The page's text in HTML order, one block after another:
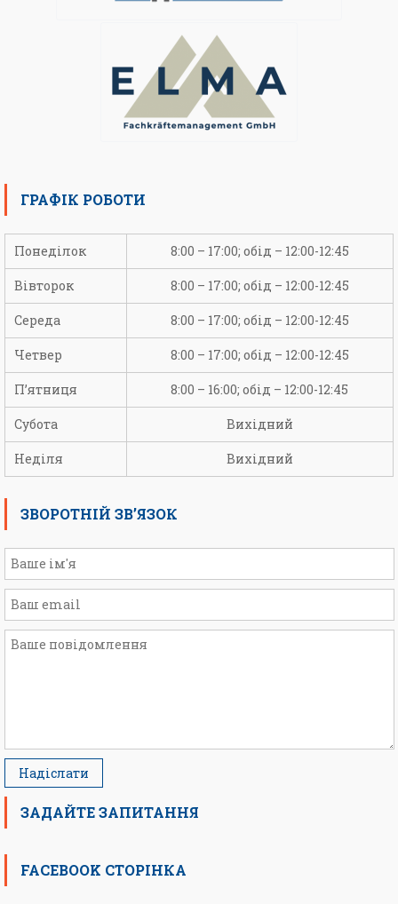
ГРАФІК РОБОТИ
Понеділок 8:00 – 17:00; обід – 12:00-12:45
Вівторок 8:00 – 17:00; обід – 12:00-12:45
Середа 8:00 – 17:00; обід – 12:00-12:45
Четвер 8:00 – 17:00; обід – 12:00-12:45
П’ятниця 8:00 – 16:00; обід – 12:00-12:45
Субота Вихідний
Неділя Вихідний
ЗВОРОТНІЙ ЗВ’ЯЗОК
ЗАДАЙТЕ ЗАПИТАННЯ
FACEBOOK СТОРІНКА